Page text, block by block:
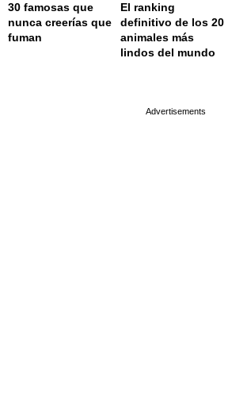
30 famosas que
nunca creerías que
fuman
El ranking
definitivo de los 20
animales más
lindos del mundo